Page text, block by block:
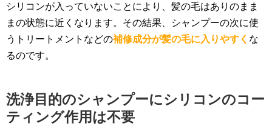
シリコンが入っていないことにより、髪の毛はありのまま
まの状態に近くなります。その結果、シャンプーの次に使
うトリートメントなどの補修成分が髪の毛に入りやすく な
るのです。
洗浄目的のシャンプーにシリコンのコー
ティング作用は不要